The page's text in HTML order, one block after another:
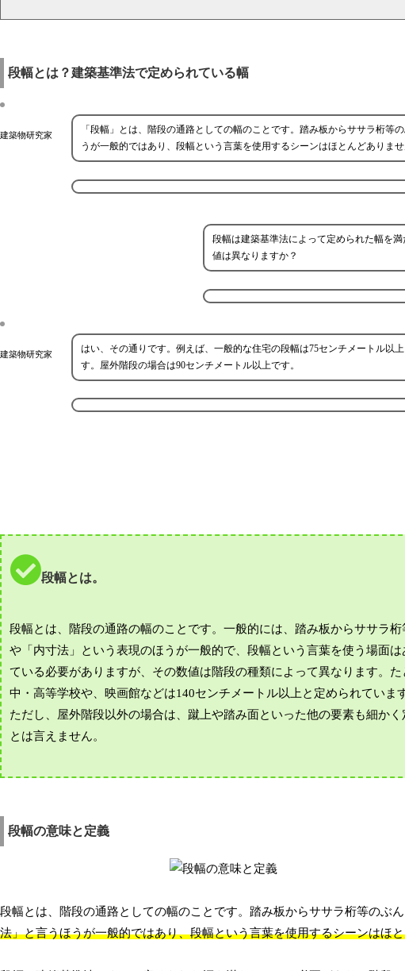
段幅とは？建築基準法で定められている幅
建築物研究家
「段幅」とは、階段の通路としての幅のことです。踏み板からササラ桁
うが一般的ではあり、段幅という言葉を使用するシーンはほとんどありませ
段幅は建築基準法によって定められた幅を
値は異なりますか？
建築物研究家
はい、その通りです。例えば、一般的な住宅の段幅は75センチメートル以
す。屋外階段の場合は90センチメートル以上です。
段幅とは。
段幅とは、階段の通路の幅のことです。一般的には、踏み板からササラ
や「内寸法」という表現のほうが一般的で、段幅という言葉を使う場面
ている必要がありますが、その数値は階段の種類によって異なります。
中・高等学校や、映画館などは140センチメートル以上と定められていま
ただし、屋外階段以外の場合は、蹴上や踏み面といった他の要素も細か
とは言えません。
段幅の意味と定義
段幅とは、階段の通路としての幅のことです。踏み板からササラ桁等のぶ
法」と言うほうが一般的ではあり、段幅という言葉を使用するシーンはほ